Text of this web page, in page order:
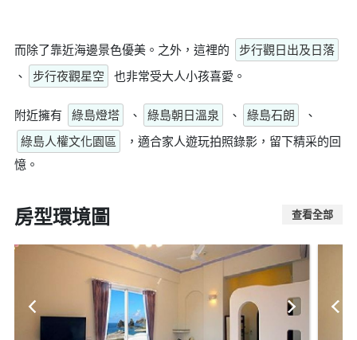
而除了靠近海邊景色優美。之外，這裡的
步行觀日出及日落
、
步行夜觀星空 也非常受大人小孩喜愛。
附近擁有 綠島燈塔 、 綠島朝日溫泉 、 綠島石朗
、
綠島人權文化園區
，適合家人遊玩拍照錄影，留下精采的回
憶。
房型環境圖 查看全部